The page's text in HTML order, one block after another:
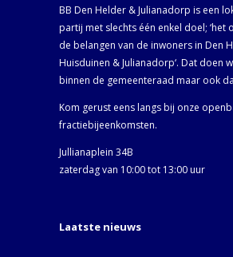
BB Den Helder & Julianadorp is een
partij met slechts één enkel doel; ‘het
de belangen van de inwoners in Den
Huisduinen & Julianadorp‘. Dat doen
binnen de gemeenteraad maar ook
Kom gerust eens langs bij onze
fractiebijeenkomsten.
Jullianaplein 34B
zaterdag van 10:00 tot 13:00 uur
Laatste nieuws